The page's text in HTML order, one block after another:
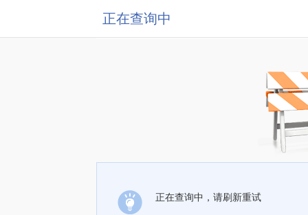
正在查询中
正在查询中，请刷新重试